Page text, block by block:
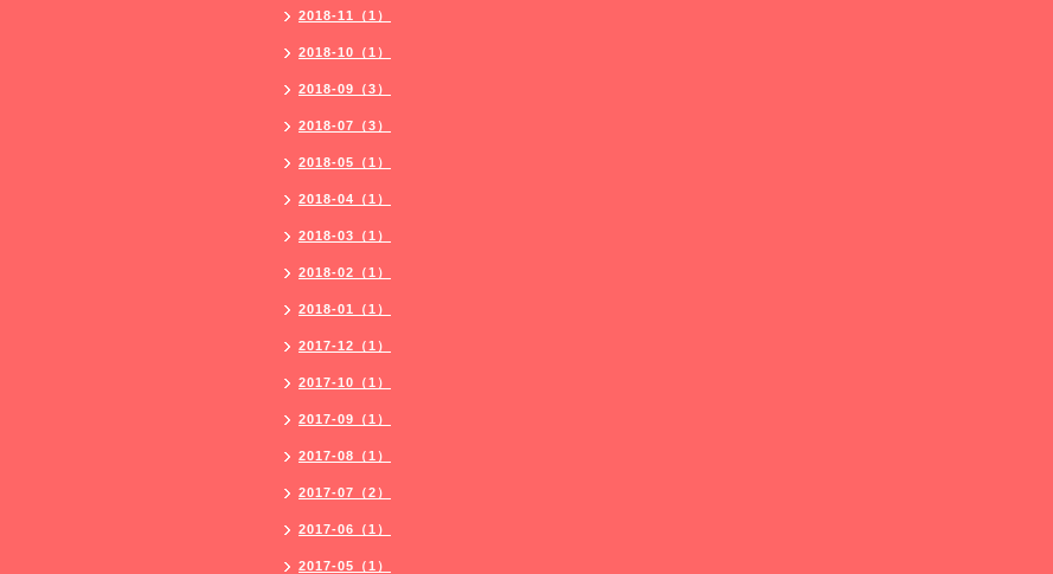
2018-11（1）
2018-10（1）
2018-09（3）
2018-07（3）
2018-05（1）
2018-04（1）
2018-03（1）
2018-02（1）
2018-01（1）
2017-12（1）
2017-10（1）
2017-09（1）
2017-08（1）
2017-07（2）
2017-06（1）
2017-05（1）